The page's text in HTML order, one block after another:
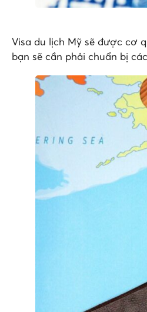
Visa du lịch Mỹ sẽ được cơ
bạn sẽ cần phải chuẩn bị